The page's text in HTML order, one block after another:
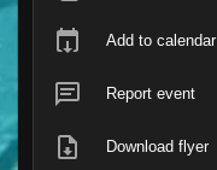
Add to calendar
Report event
Download flyer